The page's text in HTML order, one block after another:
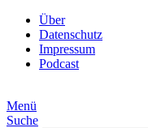
Über
Datenschutz
Impressum
Podcast
Menü
Suche